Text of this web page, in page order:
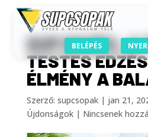
BELÉPÉS
SUP EDZÉS: A
TESTES
ÉLMÉNY A
Szerző: supcsopak| jan 21,
Újdonságok| Nincsenek